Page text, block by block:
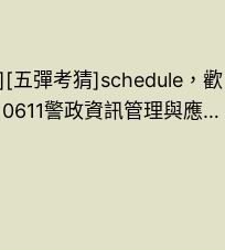
五彈考猜]schedule，歡
警政資訊管理與應…